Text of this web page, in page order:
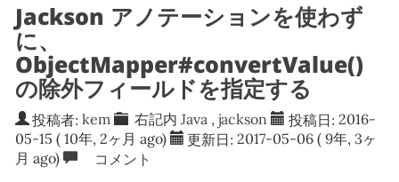
Jackson アノテーションを使わず
に、
ObjectMapper#convertValue()
の除外フィールドを指定する
投稿者: kem 右記内Java ,jackson 投稿日: 2016-
05-15 ( 10年, 2ヶ月 ago) 更新日: 2017-05-06 ( 9年, 3ヶ
月 ago)
コメント